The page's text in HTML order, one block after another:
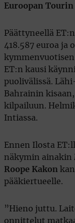
Euroopan
Päättyneellä
418.587 euroa ja
ET:n kausi
puolivälissä.
Bahrainin
kilpailuun.
Intiassa.
Ennen Ilosta
näkymin ainakin
Roope Kakon
pääkiertueelle.
”Hieno juttu.
onnittelut